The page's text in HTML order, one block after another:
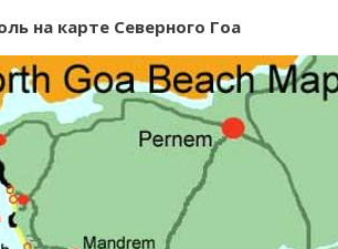
на карте Северного Гоа